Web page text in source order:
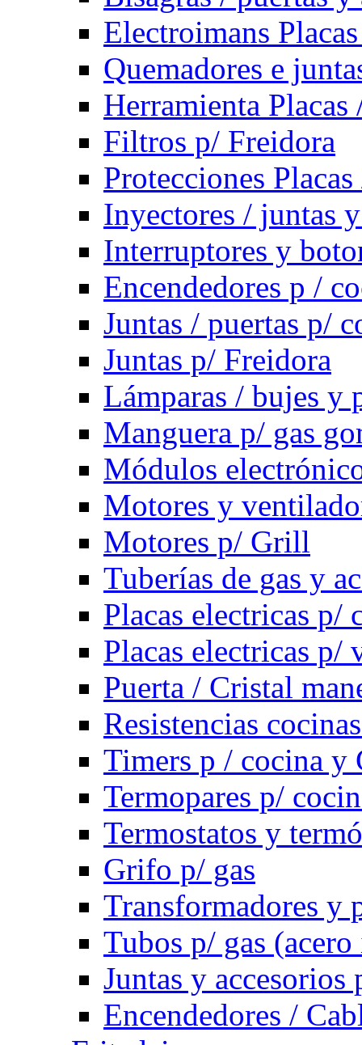
Electroimans
Quemadores e
Herramienta
Filtros p/ Freidora
Protecciones
Inyectores / juntas
Interruptores y
Encendedores p /
Juntas / puertas p/
Juntas p/ Freidora
Lámparas / bujes y
Manguera p/ gas
Módulos
Motores y
Motores p/ Grill
Tuberías de gas y
Placas electricas p/
Placas electricas p/
Puerta / Cristal
Resistencias
Timers p / cocina y
Termopares p/
Termostatos y
Grifo p/ gas
Transformadores y
Tubos p/ gas
Juntas y accesorios
Encendedores /